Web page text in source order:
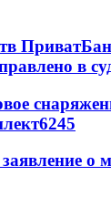
в
6245
заявление о